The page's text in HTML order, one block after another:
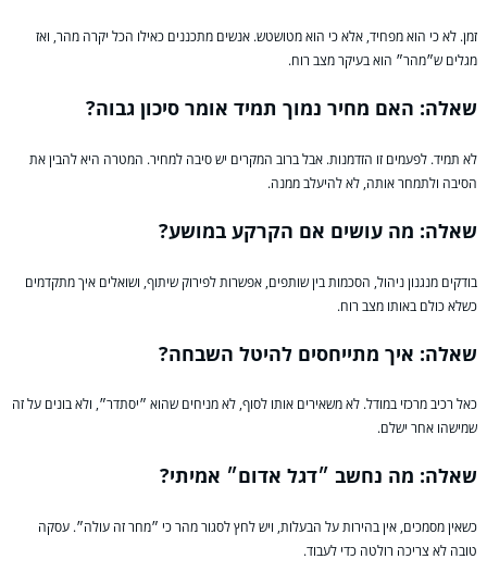
זמן. לא כי הוא מפחיד, אלא כי הוא מטושטש. אנשים מתכננים כאילו הכל יקרה מהר, ואז
מגלים ש״מהר״ הוא בעיקר מצב רוח.
שאלה: האם מחיר נמוך תמיד אומר סיכון גבוה?
לא תמיד. לפעמים זו הזדמנות. אבל ברוב המקרים יש סיבה למחיר. המטרה היא להבין את
הסיבה ולתמחר אותה, לא להיעלב ממנה.
שאלה: מה עושים אם הקרקע במושע?
בודקים מנגנון ניהול, הסכמות בין שותפים, אפשרות לפירוק שיתוף, ושואלים איך מתקדמים
כשלא כולם באותו מצב רוח.
שאלה: איך מתייחסים להיטל השבחה?
כאל רכיב מרכזי במודל. לא משאירים אותו לסוף, לא מניחים שהוא ״יסתדר״, ולא בונים על זה
שמישהו אחר ישלם.
שאלה: מה נחשב ״דגל אדום״ אמיתי?
כשאין מסמכים, אין בהירות על הבעלות, ויש לחץ לסגור מהר כי ״מחר זה עולה״. עסקה
טובה לא צריכה רולטה כדי לעבוד.